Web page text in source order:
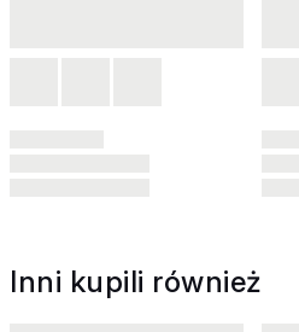
Inni kupili również